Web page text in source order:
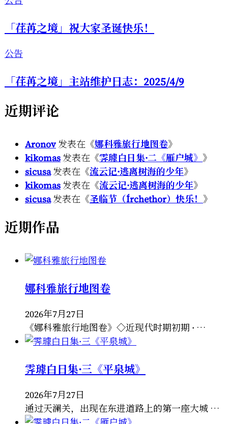
「荏苒之境」祝大家圣诞快乐！
公告
「荏苒之境」主站维护日志：2025/4/9
近期评论
Aronov 发表在《娜科雅旅行地图卷》
kikomas 发表在《霁璩白日集·二《雁户城》 》
sicusa发表在《流云记·逃离树海的少年》
kikomas 发表在《流云记·逃离树海的少年》
sicusa发表在《圣临节（Írchethor）快乐！ 》
近期作品
娜科雅旅行地图卷
2026年7月27日
《娜科雅旅行地图卷》◇近现代时期初期 · …
霁璩白日集·三《平泉城》
2026年7月27日
通过天澜关，出现在东进道路上的第一座大城 …